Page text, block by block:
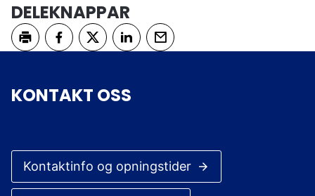
DELEKNAPPAR
KONTAKT OSS
Kontaktinfo og opningstider